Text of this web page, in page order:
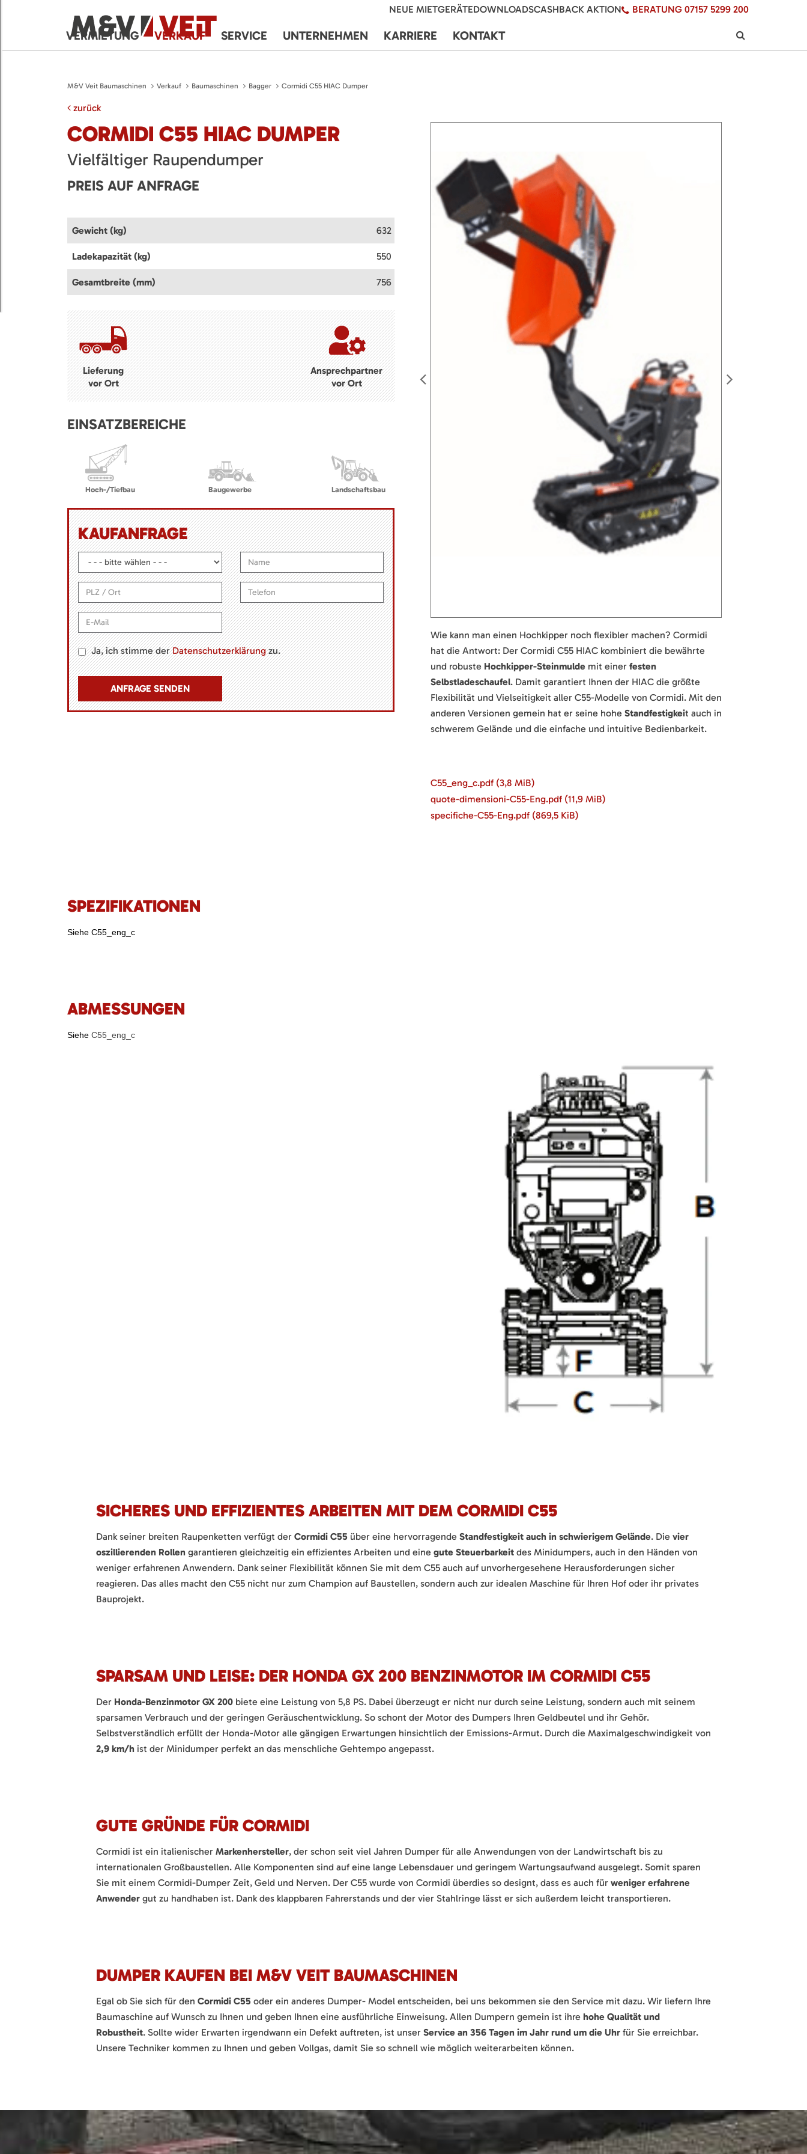
NEUE MIETGERÄTEDOWNLOADSCASHBACK AKTION BERATUNG 07157 5299 200
VERMIETUNG VERKAUF SERVICE UNTERNEHMEN KARRIERE KONTAKT
M&V Veit Baumaschinen Verkauf Baumaschinen Bagger Cormidi C55 HIAC Dumper
zurück
CORMIDI C55 HIAC DUMPER
Vielfältiger Raupendumper
PREIS AUF ANFRAGE
Gewicht (kg) 632
Ladekapazität (kg) 550
Gesamtbreite (mm) 756
Lieferung
vor Ort
Ansprechpartner
vor Ort
EINSATZBEREICHE
Hoch-/Tiefbau Baugewerbe Landschaftsbau
KAUFANFRAGE
Ja, ich stimme derDatenschutzerklärungzu.
Wie kann man einen Hochkipper noch flexibler machen? Cormidi
hat die Antwort: Der Cormidi C55 HIAC kombiniert die bewährte
und robuste Hochkipper-Steinmulde mit einer festen
Selbstladeschaufel. Damit garantiert Ihnen der HIAC die größte
Flexibilität und Vielseitigkeit aller C55-Modelle von Cormidi. Mit den
anderen Versionen gemein hat er seine hohe Standfestigkeit auch in
schwerem Gelände und die einfache und intuitive Bedienbarkeit.
C55_eng_c.pdf (3,8 MiB)
quote-dimensioni-C55-Eng.pdf (11,9 MiB)
specifiche-C55-Eng.pdf (869,5 KiB)
SPEZIFIKATIONEN
Siehe C55_eng_c
ABMESSUNGEN
Siehe C55_eng_c
SICHERES UND EFFIZIENTES ARBEITEN MIT DEM CORMIDI C55
Dank seiner breiten Raupenketten verfügt der Cormidi C55 über eine hervorragende Standfestigkeit auch in schwierigem Gelände. Die vier
oszillierenden Rollen garantieren gleichzeitig ein effizientes Arbeiten und eine gute Steuerbarkeit des Minidumpers, auch in den Händen von
weniger erfahrenen Anwendern. Dank seiner Flexibilität können Sie mit dem C55 auch auf unvorhergesehene Herausforderungen sicher
reagieren. Das alles macht den C55 nicht nur zum Champion auf Baustellen, sondern auch zur idealen Maschine für Ihren Hof oder ihr privates
Bauprojekt.
SPARSAM UND LEISE: DER HONDA GX 200 BENZINMOTOR IM CORMIDI C55
Der Honda-Benzinmotor GX 200 biete eine Leistung von 5,8 PS. Dabei überzeugt er nicht nur durch seine Leistung, sondern auch mit seinem
sparsamen Verbrauch und der geringen Geräuschentwicklung. So schont der Motor des Dumpers Ihren Geldbeutel und ihr Gehör.
Selbstverständlich erfüllt der Honda-Motor alle gängigen Erwartungen hinsichtlich der Emissions-Armut. Durch die Maximalgeschwindigkeit von
2,9 km/h ist der Minidumper perfekt an das menschliche Gehtempo angepasst.
GUTE GRÜNDE FÜR CORMIDI
Cormidi ist ein italienischer Markenhersteller, der schon seit viel Jahren Dumper für alle Anwendungen von der Landwirtschaft bis zu
internationalen Großbaustellen. Alle Komponenten sind auf eine lange Lebensdauer und geringem Wartungsaufwand ausgelegt. Somit sparen
Sie mit einem Cormidi-Dumper Zeit, Geld und Nerven. Der C55 wurde von Cormidi überdies so designt, dass es auch für weniger erfahrene
Anwender gut zu handhaben ist. Dank des klappbaren Fahrerstands und der vier Stahlringe lässt er sich außerdem leicht transportieren.
DUMPER KAUFEN BEI M&V VEIT BAUMASCHINEN
Egal ob Sie sich für den Cormidi C55 oder ein anderes Dumper- Model entscheiden, bei uns bekommen sie den Service mit dazu. Wir liefern Ihre
Baumaschine auf Wunsch zu Ihnen und geben Ihnen eine ausführliche Einweisung. Allen Dumpern gemein ist ihre hohe Qualität und
Robustheit. Sollte wider Erwarten irgendwann ein Defekt auftreten, ist unser Service an 356 Tagen im Jahr rund um die Uhr für Sie erreichbar.
Unsere Techniker kommen zu Ihnen und geben Vollgas, damit Sie so schnell wie möglich weiterarbeiten können.